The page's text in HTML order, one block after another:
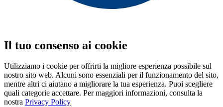
Il tuo consenso ai cookie
Utilizziamo i cookie per offrirti la migliore esperienza possibile sul
nostro sito web. Alcuni sono essenziali per il funzionamento del sito,
mentre altri ci aiutano a migliorare la tua esperienza. Puoi scegliere
quali categorie accettare. Per maggiori informazioni, consulta la
nostra Privacy Policy